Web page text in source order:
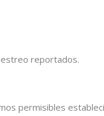
reportados.
permisibles